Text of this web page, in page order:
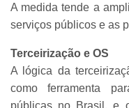
A medida tende a
serviços públicos e as
Terceirização e OS
A lógica da
como ferramenta
públicas no Brasil, e